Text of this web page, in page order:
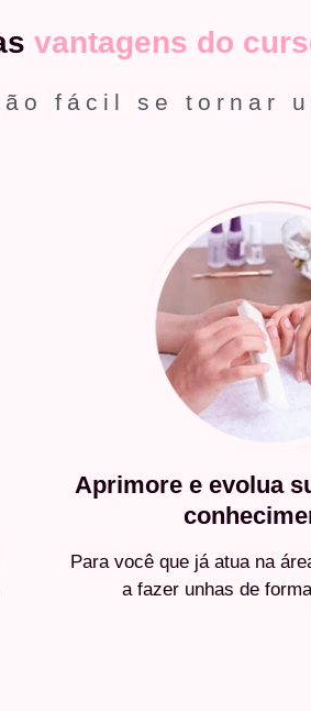
vantagens do
fácil se tornar
Aprimore e evolua
Para você que já atua na
a fazer unhas de